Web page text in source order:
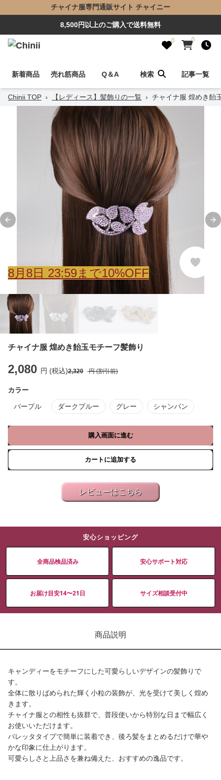
チャイナ服専門通販サイト チャイニー
8,500円以上のご購入で送料無料
0 0
新着商品 売れ筋商品 Q＆A 検索 記事一覧
Chinii TOP › 【レディース】髪飾りの一覧 › チャイナ服 煌めき飴
Previous slide
8月 8日 23:59まで10%OFF
チャイナ服 煌めき飴玉モチーフ髪飾り
2,080 円 (税込)2,320 円 (割引前)
カラー
パープル ダークブルー グレー シャンパン
購入画面に進む
カートに追加する
レビューはこちら
安心ショッピング
全商品検品済み 安心サポート対応
お届け目安14〜21日 サイズ相談受付中
商品説明
キャンディーをモチーフにした可愛らしいデザインの髪飾りで
す。
全体に散りばめられた輝く小粒の装飾が、光を受けて美しく煌め
きます。
チャイナ服との相性も抜群で、普段使いから特別な日まで幅広く
お使いいただけます。
バレッタタイプで簡単に装着でき、後ろ髪をまとめるだけで華や
かな印象に仕上がります。
可愛らしさと上品さを兼ね備えた、おすすめの逸品です。